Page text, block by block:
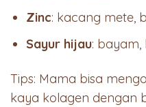
Zinc: kacang mete,
Sayur hijau: bayam,
Tips: Mama bisa
kaya kolagen dengan